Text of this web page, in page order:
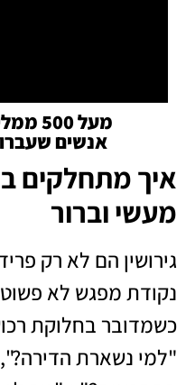
מעל
אנשים
איך מתחלקים
מעשי וברור
גירושין הם לא רק
נקודת מפגש לא
כשמדובר בחלוקת
"למי נשארת